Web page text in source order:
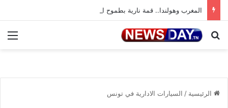
المغرب وهولندا.. قمة نارية بطموح التأهل إلى ثمن النهائي
بحث عن
الرئيسية / السيارات الادارية في تونس